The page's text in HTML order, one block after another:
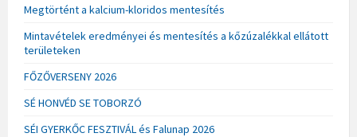
Megtörtént a kalcium-kloridos mentesítés
Mintavételek eredményei és mentesítés a kőzúzalékkal ellátott
területeken
FŐZŐVERSENY 2026
SÉ HONVÉD SE TOBORZÓ
SÉI GYERKŐC FESZTIVÁL és Falunap 2026